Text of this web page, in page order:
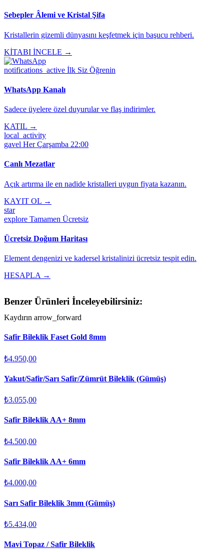
Sebepler Âlemi ve Kristal Şifa
Kristallerin gizemli dünyasını keşfetmek için başucu rehberi.
KİTABI İNCELE →
notifications_active İlk Siz Öğrenin
WhatsApp Kanalı
Sadece üyelere özel duyurular ve flaş indirimler.
KATIL →
local_activity
gavel Her Çarşamba 22:00
Canlı Mezatlar
Açık artırma ile en nadide kristalleri uygun fiyata kazanın.
KAYIT OL →
star
explore Tamamen Ücretsiz
Ücretsiz Doğum Haritası
Element dengenizi ve kadersel kristalinizi ücretsiz tespit edin.
HESAPLA →
Benzer Ürünleri İnceleyebilirsiniz:
Kaydırın arrow_forward
Safir Bileklik Faset Gold 8mm
₺4.950,00
Yakut/Safir/Sarı Safir/Zümrüt Bileklik (Gümüş)
₺3.055,00
Safir Bileklik AA+ 8mm
₺4.500,00
Safir Bileklik AA+ 6mm
₺4.000,00
Sarı Safir Bileklik 3mm (Gümüş)
₺5.434,00
Mavi Topaz / Safir Bileklik